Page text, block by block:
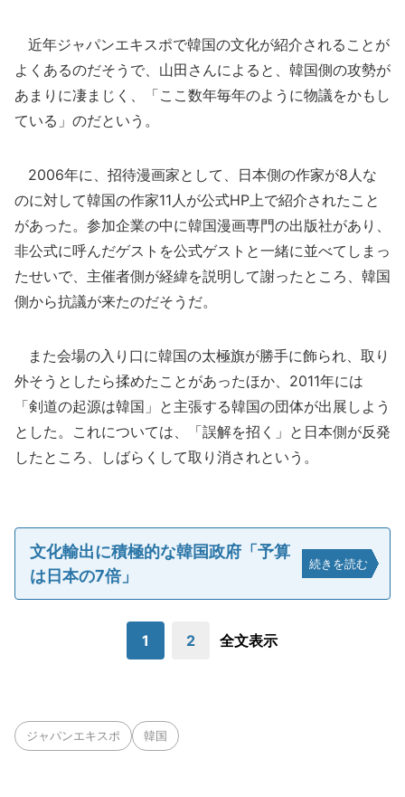
近年ジャパンエキスポで韓国の文化が紹介されることが
よくあるのだそうで、山田さんによると、韓国側の攻勢が
あまりに凄まじく、「ここ数年毎年のように物議をかもし
ている」のだという。
2006年に、招待漫画家として、日本側の作家が8人な
のに対して韓国の作家11人が公式HP上で紹介されたこと
があった。参加企業の中に韓国漫画専門の出版社があり、
非公式に呼んだゲストを公式ゲストと一緒に並べてしまっ
たせいで、主催者側が経緯を説明して謝ったところ、韓国
側から抗議が来たのだそうだ。
また会場の入り口に韓国の太極旗が勝手に飾られ、取り
外そうとしたら揉めたことがあったほか、2011年には
「剣道の起源は韓国」と主張する韓国の団体が出展しよう
とした。これについては、「誤解を招く」と日本側が反発
したところ、しばらくして取り消されという。
文化輸出に積極的な韓国政府「予算
は日本の7倍」
続きを読む
1 2 全文表示
ジャパンエキスポ 韓国